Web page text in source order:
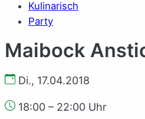
Kulinarisch
Party
Maibock
Di., 17.04.2018
18:00 – 22:00 Uhr